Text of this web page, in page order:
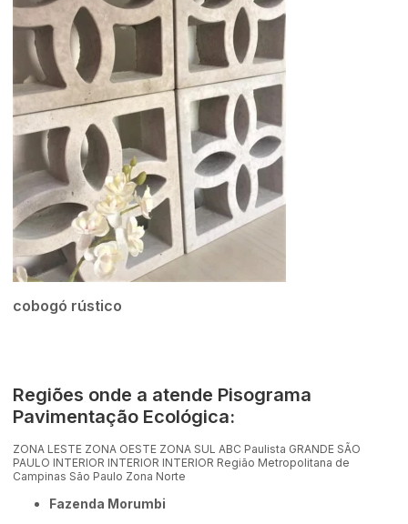
cobogó rústico
Regiões onde a atende Pisograma
Pavimentação Ecológica:
ZONA LESTE ZONA OESTE ZONA SUL ABC Paulista GRANDE SÃO
PAULO INTERIOR INTERIOR INTERIOR Região Metropolitana de
Campinas São Paulo Zona Norte
Fazenda Morumbi